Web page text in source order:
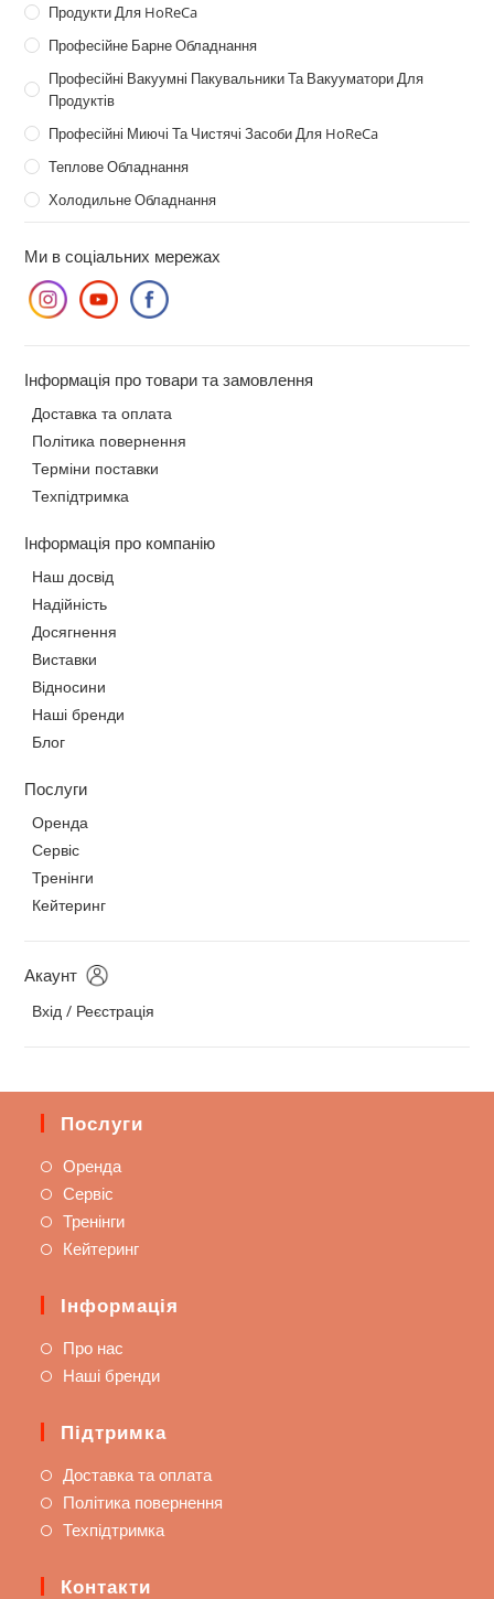
Продукти Для HoReCa
Професійне Барне Обладнання
Професійні Вакуумні Пакувальники Та Вакууматори Для
Продуктів
Професійні Миючі Та Чистячі Засоби Для HoReCa
Теплове Обладнання
Холодильне Обладнання
Ми в соціальних мережах
Інформація про товари та замовлення
Доставка та оплата
Політика повернення
Терміни поставки
Техпідтримка
Інформація про компанію
Наш досвід
Надійність
Досягнення
Виставки
Відносини
Наші бренди
Блог
Послуги
Оренда
Сервіс
Тренінги
Кейтеринг
Акаунт
Вхід / Реєстрація
Послуги
Оренда
Сервіс
Тренінги
Кейтеринг
Інформація
Про нас
Наші бренди
Підтримка
Доставка та оплата
Політика повернення
Техпідтримка
Контакти